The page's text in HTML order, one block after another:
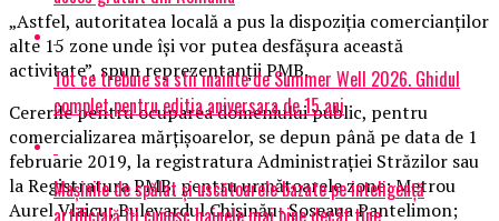
„Astfel, autoritatea locală a pus la dispoziţia comercianţilor
alte 15 zone unde îşi vor putea desfăşura această
activitate”, spun reprezentanţii PMB.
Cererile pentru ocuparea domeniului public, pentru
comercializarea mărţişoarelor, se depun până pe data de 1
februarie 2019, la registratura Administraţiei Străzilor sau
la Registratura PMB, pentru următoarele zone: Metrou
Aurel Vlaicu; Bulevardul Chişinău- Şoseaua Pantelimon;
Tot ce trebuie sa stii inainte de Summer Well 2026. Ghidul
complet pentru editia aniversara de 15 ani
Mașinile de spălat și uscătoarele bazate pe inteligență
artificială îți cunosc hainele mai bine decât tine